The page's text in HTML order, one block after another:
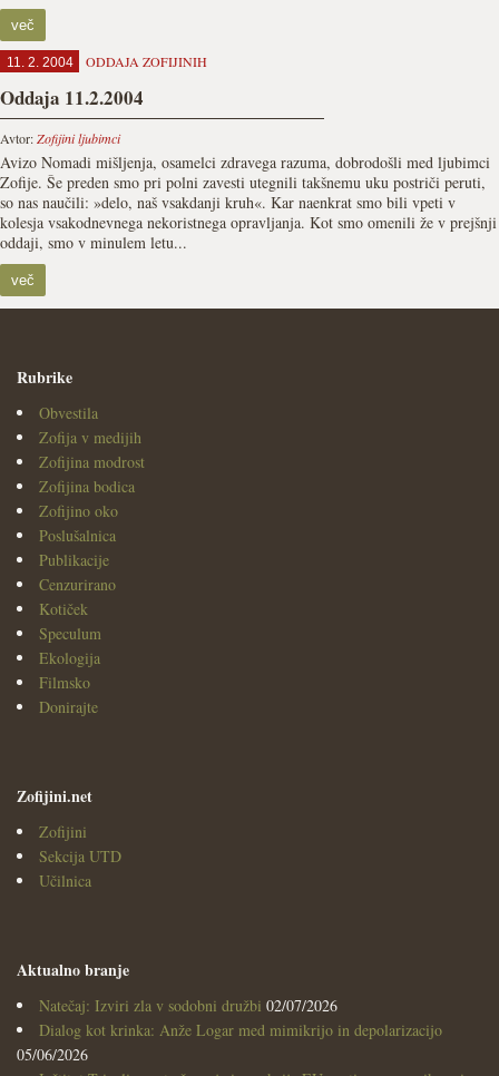
več
11. 2. 2004 ODDAJA ZOFIJINIH
Oddaja 11.2.2004
Avtor:Zofijini ljubimci
Avizo Nomadi mišljenja, osamelci zdravega razuma, dobrodošli med ljubimci
Zofije. Še preden smo pri polni zavesti utegnili takšnemu uku postriči peruti,
so nas naučili: »delo, naš vsakdanji kruh«. Kar naenkrat smo bili vpeti v
kolesja vsakodnevnega nekoristnega opravljanja. Kot smo omenili že v prejšnji
oddaji, smo v minulem letu...
več
Rubrike
Obvestila
Zofija v medijih
Zofijina modrost
Zofijina bodica
Zofijino oko
Poslušalnica
Publikacije
Cenzurirano
Kotiček
Speculum
Ekologija
Filmsko
Donirajte
Zofijini.net
Zofijini
Sekcija UTD
Učilnica
Aktualno branje
Natečaj: Izviri zla v sodobni družbi 02/07/2026
Dialog kot krinka: Anže Logar med mimikrijo in depolarizacijo
05/06/2026